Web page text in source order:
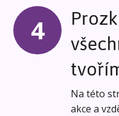
4
Na této
akce a